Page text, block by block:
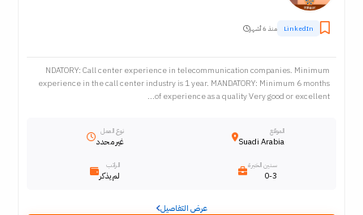
LinkedIn منذ 6 أشهر
NDATORY: Call center experience in telecommunication companies. Minimum
experience in the call center industry is 1 year. MANDATORY: Minimum 6 months
of experience as a quality Very good or excellent...
الموقع
Suadi Arabia
نوع العمل
غير محدد
سنين الخبرة
0-3
الراتب
لم يذكر
عرض التفاصيل